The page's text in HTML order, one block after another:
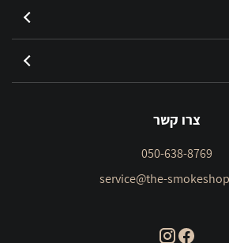
צרו קשר
050-638-8769
service@the-